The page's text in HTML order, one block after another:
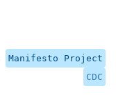
Manifesto Project
CDC